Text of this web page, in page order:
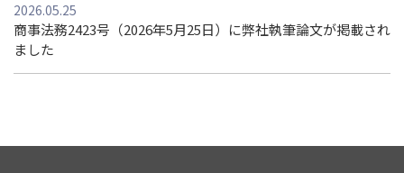
2026.05.25
商事法務2423号（2026年5月25日）に弊社執筆論文が掲載され
ました